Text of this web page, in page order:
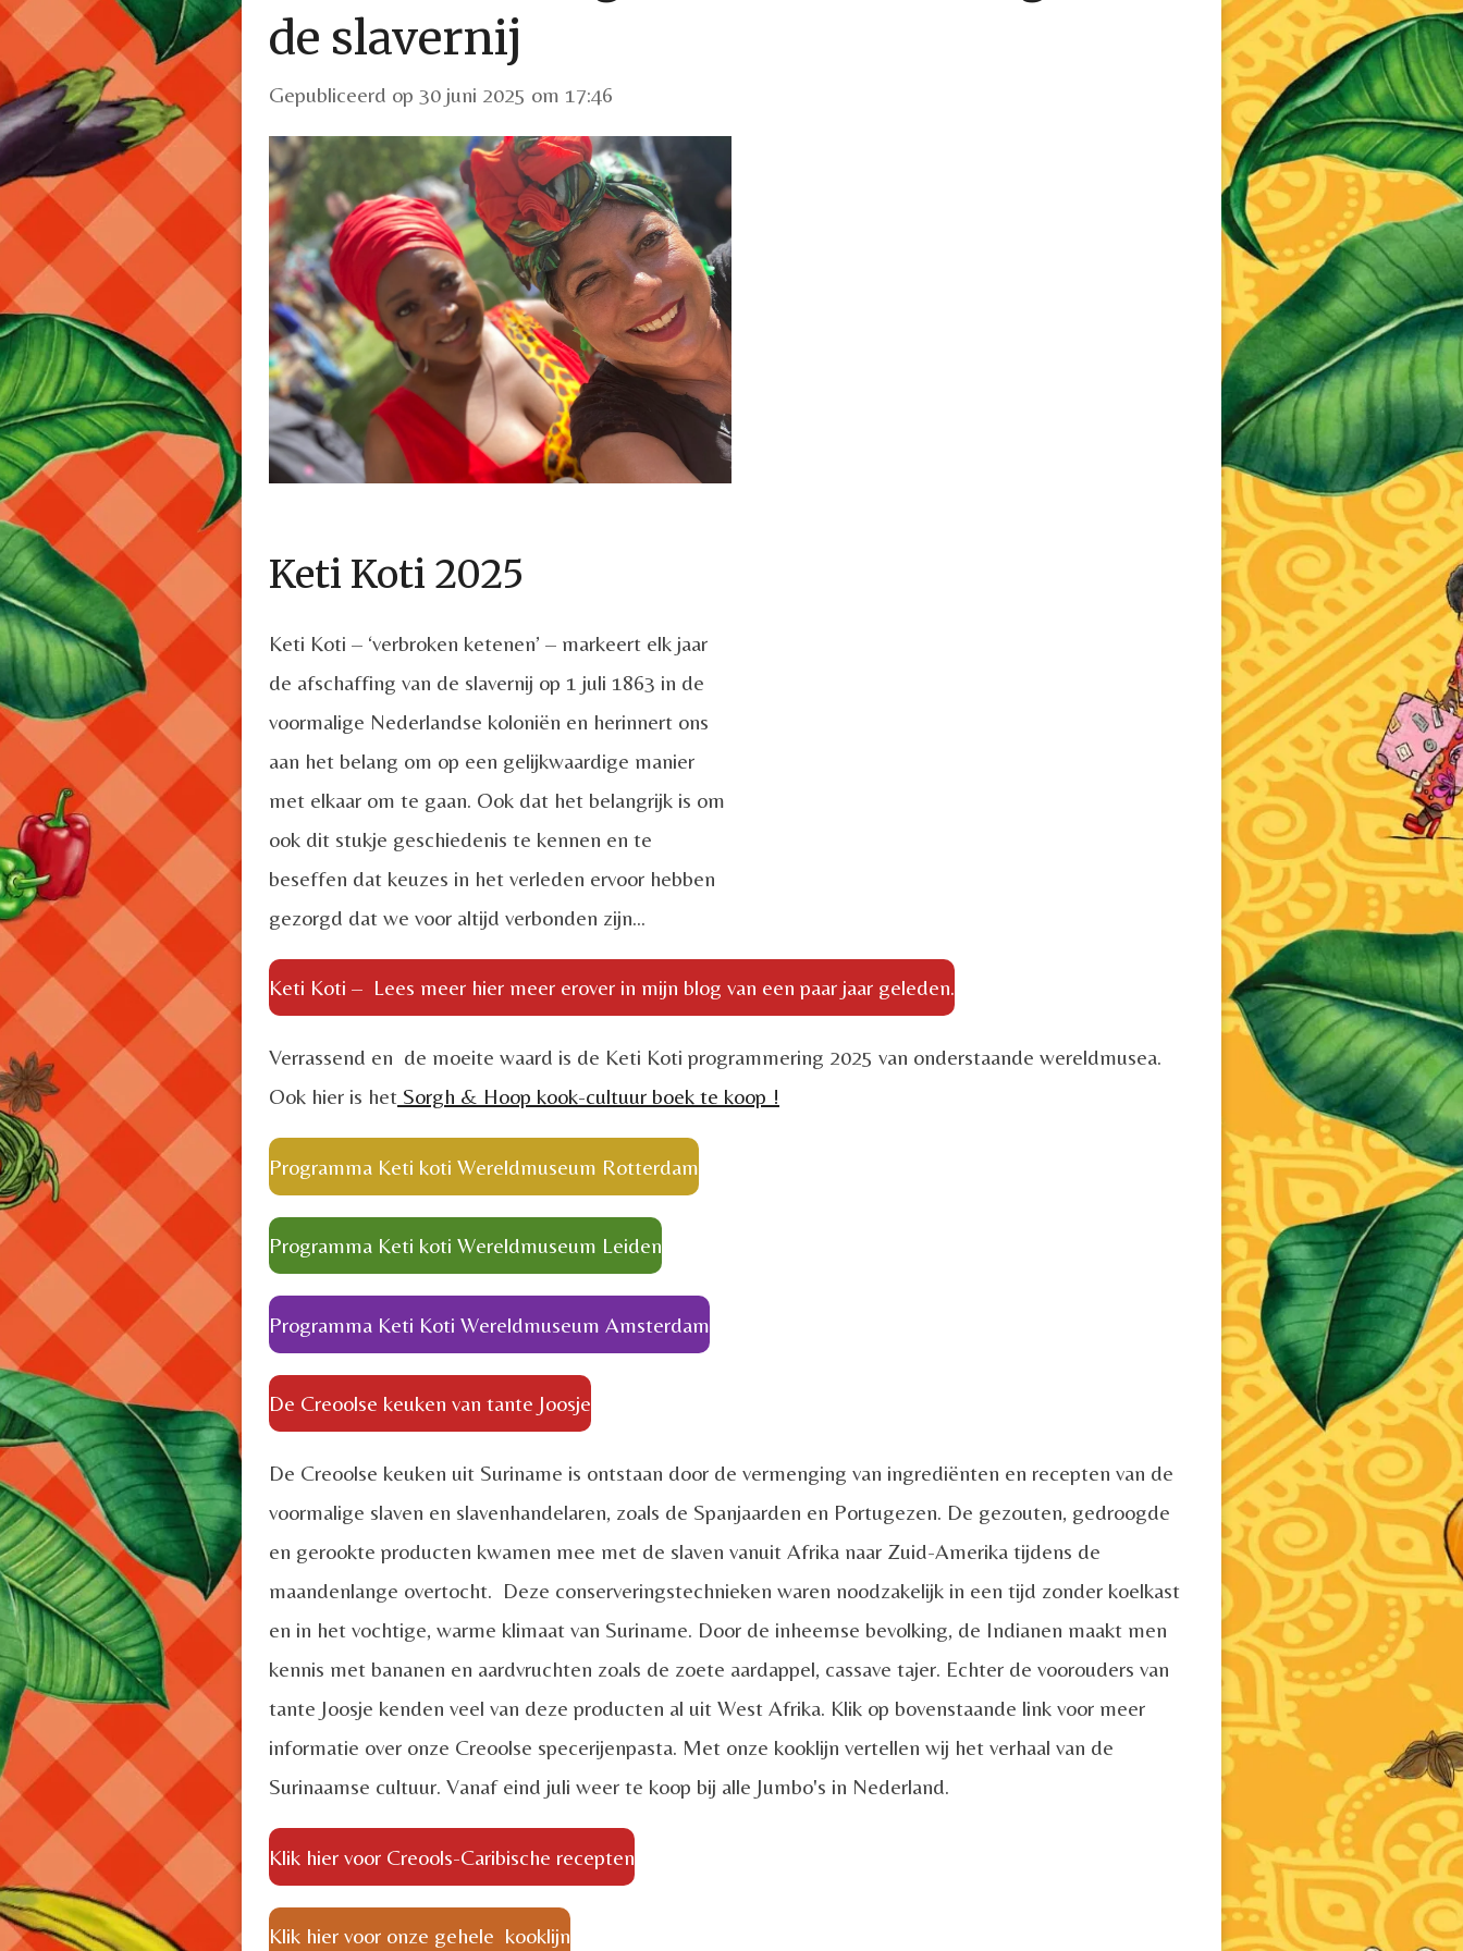
de slavernij
Gepubliceerd op 30 juni 2025 om 17:46
Keti Koti 2025
Keti Koti – ‘verbroken ketenen’ – markeert elk jaar
de afschaffing van de slavernij op 1 juli 1863 in de
voormalige Nederlandse koloniën en herinnert ons
aan het belang om op een gelijkwaardige manier
met elkaar om te gaan. Ook dat het belangrijk is om
ook dit stukje geschiedenis te kennen en te
beseffen dat keuzes in het verleden ervoor hebben
gezorgd dat we voor altijd verbonden zijn...
Keti Koti – Lees meer hier meer erover in mijn blog van een paar jaar geleden.
Verrassend en de moeite waard is de Keti Koti programmering 2025 van onderstaande wereldmusea.
Ook hier is het Sorgh & Hoop kook-cultuur boek te koop !
Programma Keti koti Wereldmuseum Rotterdam
Programma Keti koti Wereldmuseum Leiden
Programma Keti Koti Wereldmuseum Amsterdam
De Creoolse keuken van tante Joosje
De Creoolse keuken uit Suriname is ontstaan door de vermenging van ingrediënten en recepten van de
voormalige slaven en slavenhandelaren, zoals de Spanjaarden en Portugezen. De gezouten, gedroogde
en gerookte producten kwamen mee met de slaven vanuit Afrika naar Zuid-Amerika tijdens de
maandenlange overtocht. Deze conserveringstechnieken waren noodzakelijk in een tijd zonder koelkast
en in het vochtige, warme klimaat van Suriname. Door de inheemse bevolking, de Indianen maakt men
kennis met bananen en aardvruchten zoals de zoete aardappel, cassave tajer. Echter de voorouders van
tante Joosje kenden veel van deze producten al uit West Afrika. Klik op bovenstaande link voor meer
informatie over onze Creoolse specerijenpasta. Met onze kooklijn vertellen wij het verhaal van de
Surinaamse cultuur. Vanaf eind juli weer te koop bij alle Jumbo's in Nederland.
Klik hier voor Creools-Caribische recepten
Klik hier voor onze gehele kooklijn